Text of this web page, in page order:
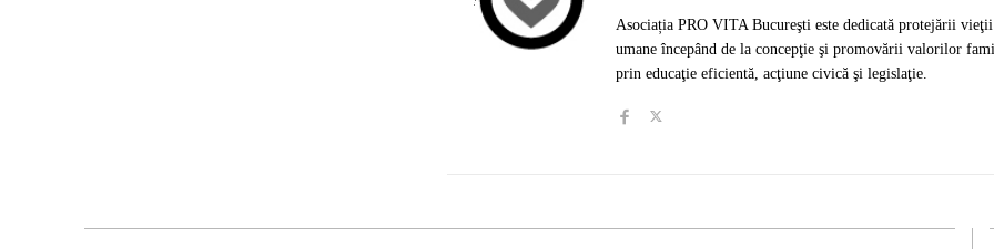
Asociația PRO VITA Bucureşti este dedicată protejării vieţii
umane începând de la concepţie şi promovării valorilor
prin educaţie eficientă, acţiune civică şi legislaţie.